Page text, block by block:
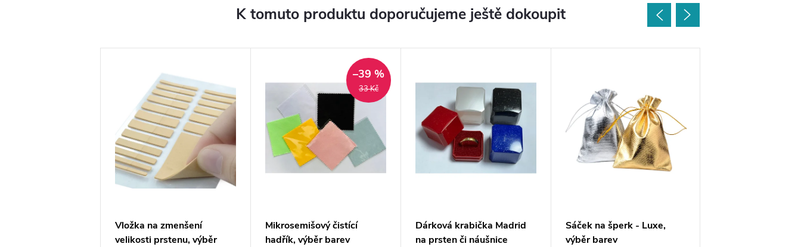
K tomuto produktu doporučujeme ještě dokoupit
Vložka na zmenšení
velikosti prstenu, výběr
33 Kč
–39 %
Mikrosemišový čistící
hadřík, výběr barev
Dárková krabička Madrid
na prsten či náušnice
Sáček na šperk - Luxe,
výběr barev